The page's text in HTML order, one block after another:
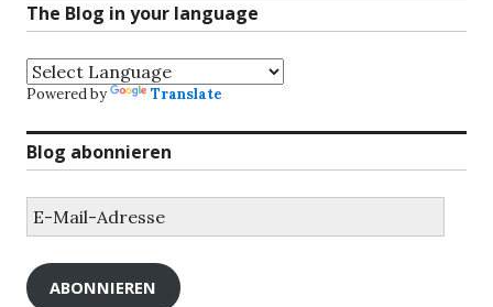
The Blog in your language
Powered by Translate
Blog abonnieren
Mail-
ABONNIEREN